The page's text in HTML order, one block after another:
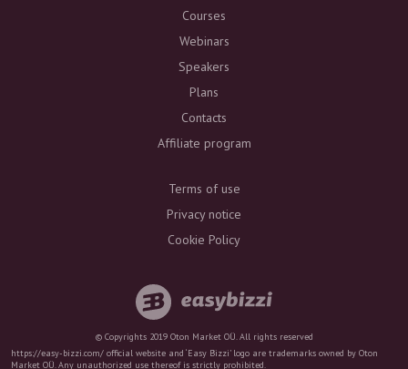
Courses
Webinars
Speakers
Plans
Contacts
Affiliate program
Terms of use
Privacy notice
Cookie Policy
© Copyrights 2019 Oton Market OÜ. All rights reserved
https://easy-bizzi.com/ official website and ‘Easy Bizzi’ logo are trademarks owned by Oton
Market OÜ. Any unauthorized use thereof is strictly prohibited.